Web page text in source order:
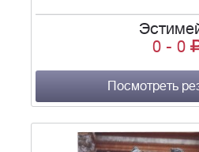
0 - 0
Посмотреть